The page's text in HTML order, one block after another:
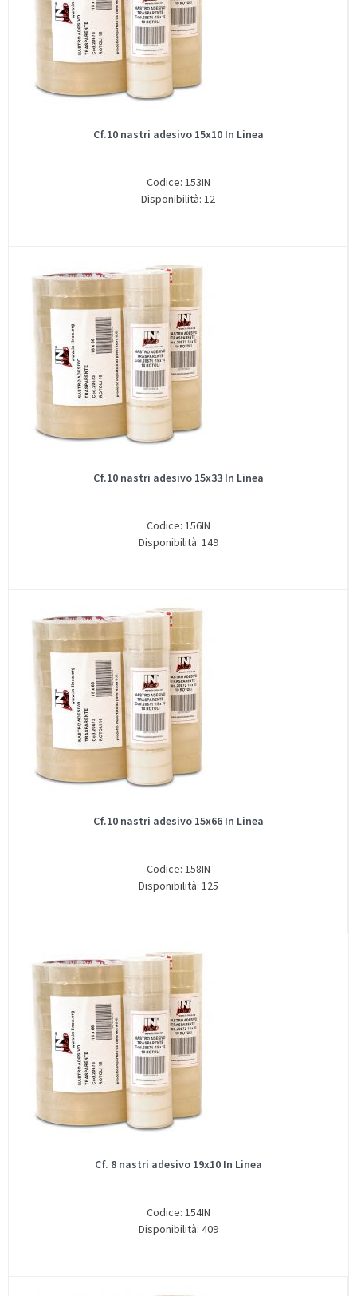
Cf.10 nastri adesivo 15x10 In Linea
Codice: 153IN
Disponibilità: 12
Cf.10 nastri adesivo 15x33 In Linea
Codice: 156IN
Disponibilità: 149
Cf.10 nastri adesivo 15x66 In Linea
Codice: 158IN
Disponibilità: 125
Cf. 8 nastri adesivo 19x10 In Linea
Codice: 154IN
Disponibilità: 409